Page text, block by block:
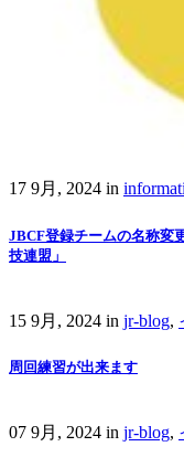
17 9月, 2024 in
JBCF登録チームの名称変
技連盟」
15 9月, 2024 in jr-blog,
周回練習が出来ます
07 9月, 2024 in jr-blog,